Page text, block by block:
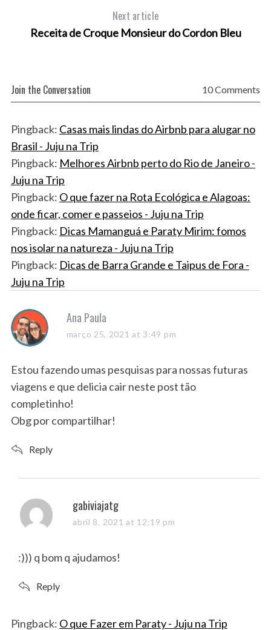
Next article
Receita de Croque Monsieur do Cordon Bleu
Join the Conversation 10 Comments
Pingback: Casas mais lindas do Airbnb para alugar no
Brasil - Juju na Trip
Pingback: Melhores Airbnb perto do Rio de Janeiro -
Juju na Trip
Pingback: O que fazer na Rota Ecológica e Alagoas:
onde ficar, comer e passeios - Juju na Trip
Pingback: Dicas Mamanguá e Paraty Mirim: fomos
nos isolar na natureza - Juju na Trip
Pingback: Dicas de Barra Grande e Taipus de Fora -
Juju na Trip
s
a
s
:
Ana Paula
março 25, 2021 at 3:49 pm
Estou fazendo umas pesquisas para nossas futuras
viagens e que delicia cair neste post tão
completinho!
Obg por compartilhar!
Reply
s
a
s
gabiviajatg
abril 8, 2021 at 12:19 pm
:))) q bom q ajudamos!
Reply
Pingback: O que Fazer em Paraty - Juju na Trip